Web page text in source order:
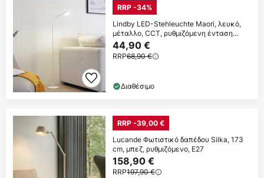
RRP -34%
Lindby LED-Stehleuchte Maori, λευκό,
μέταλλο, CCT, ρυθμιζόμενη ένταση
φωτισμού
44,90 €
RRP68,90 €
Διαθέσιμο
RRP -39,00 €
Lucande Φωτιστικό δαπέδου Silka, 173
cm, μπεζ, ρυθμιζόμενο, E27
158,90 €
RRP197,90 €